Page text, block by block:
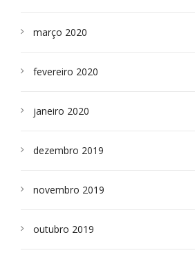
março 2020
fevereiro 2020
janeiro 2020
dezembro 2019
novembro 2019
outubro 2019